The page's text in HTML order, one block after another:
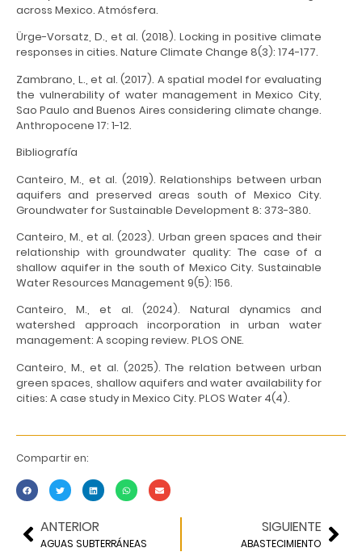
across Mexico. Atmósfera.
Ürge-Vorsatz, D., et al. (2018). Locking in positive climate
responses in cities. Nature Climate Change 8(3): 174-177.
Zambrano, L., et al. (2017). A spatial model for evaluating
the vulnerability of water management in Mexico City,
Sao Paulo and Buenos Aires considering climate change.
Anthropocene 17: 1-12.
Bibliografía
Canteiro, M., et al. (2019). Relationships between urban
aquifers and preserved areas south of Mexico City.
Groundwater for Sustainable Development 8: 373-380.
Canteiro, M., et al. (2023). Urban green spaces and their
relationship with groundwater quality: The case of a
shallow aquifer in the south of Mexico City. Sustainable
Water Resources Management 9(5): 156.
Canteiro, M., et al. (2024). Natural dynamics and
watershed approach incorporation in urban water
management: A scoping review. PLOS ONE.
Canteiro, M., et al. (2025). The relation between urban
green spaces, shallow aquifers and water availability for
cities: A case study in Mexico City. PLOS Water 4(4).
Compartir en:
ANTERIOR
AGUAS SUBTERRÁNEAS
SIGUIENTE
ABASTECIMIENTO